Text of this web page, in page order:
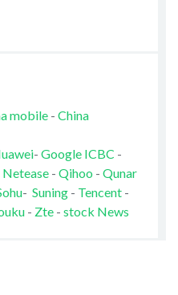
mobile- China
- Google ICBC -
Netease- Qihoo - Qunar
- Suning- Tencent-
- Zte- stock News